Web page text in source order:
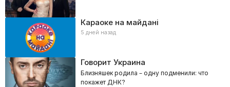
Караоке на майдані
5 дней назад
Говорит Украина
Близняшек родила – одну подменили: что
покажет ДНК?